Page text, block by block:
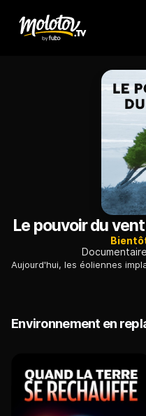
Le pouvoir du vent
Environnement en